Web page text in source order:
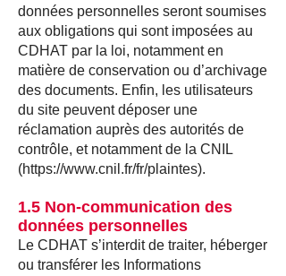
données personnelles seront soumises
aux obligations qui sont imposées au
CDHAT par la loi, notamment en
matière de conservation ou d’archivage
des documents. Enfin, les utilisateurs
du site peuvent déposer une
réclamation auprès des autorités de
contrôle, et notamment de la CNIL
(https://www.cnil.fr/fr/plaintes).
1.5 Non-communication des
données personnelles
Le CDHAT s’interdit de traiter, héberger
ou transférer les Informations